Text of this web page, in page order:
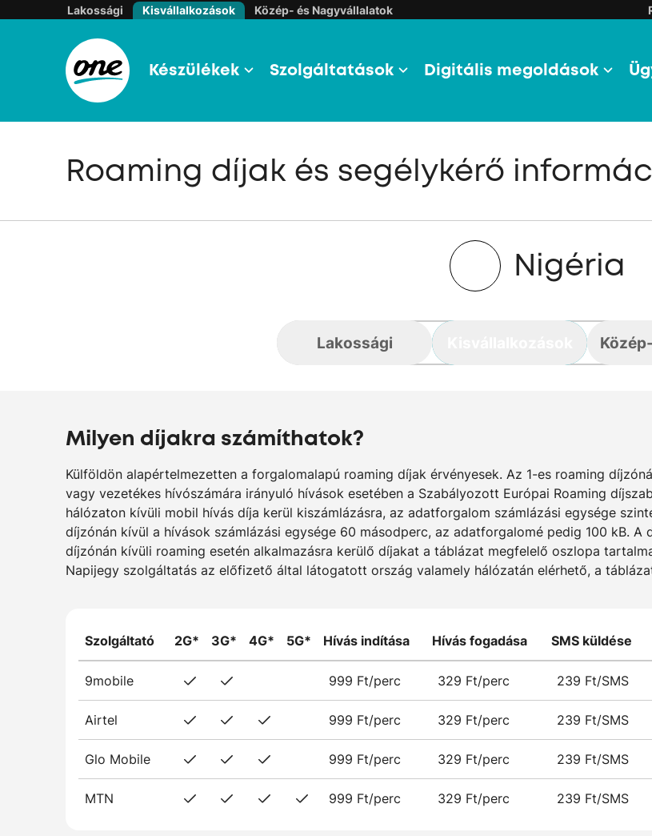
Lakossági Kisvállalkozások Közép- és Nagyvállalatok
Készülékek Szolgáltatások Digitális megoldások
Roaming díjak és segélykérő
Nigéria
Lakossági
Milyen díjakra számíthatok?
Külföldön alapértelmezetten a forgalomalapú roaming díjak érvényesek. Az 1-es roaming
vagy vezetékes hívószámára irányuló hívások esetében a Szabályozott Európai Roaming
hálózaton kívüli mobil hívás díja kerül kiszámlázásra, az adatforgalom számlázási egysége
díjzónán kívül a hívások számlázási egysége 60 másodperc, az adatforgalomé pedig 100 kB.
díjzónán kívüli roaming esetén alkalmazásra kerülő díjakat a táblázat megfelelő oszlopa
Napijegy szolgáltatás az előfizető által látogatott ország valamely hálózatán elérhető, a
Szolgáltató 2G* 3G* 4G* 5G* Hívás indítása Hívás fogadása SMS küldése
9mobile 999 Ft/perc 329 Ft/perc 239 Ft/SMS
Airtel 999 Ft/perc 329 Ft/perc 239 Ft/SMS
Glo Mobile 999 Ft/perc 329 Ft/perc 239 Ft/SMS
MTN 999 Ft/perc 329 Ft/perc 239 Ft/SMS